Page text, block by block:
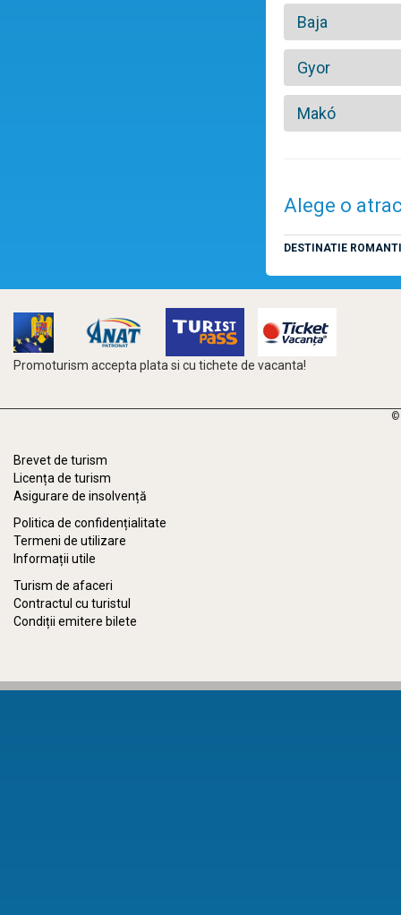
Baja
Gyor
Makó
Alege o
DESTINATIE
Promoturism accepta plata si cu tichete de vacanta!
©
Brevet de turism
Licența de turism
Asigurare de insolvență
Politica de confidențialitate
Termeni de utilizare
Informații utile
Turism de afaceri
Contractul cu turistul
Condiții emitere bilete